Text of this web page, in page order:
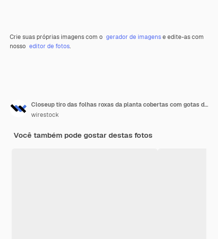
Crie suas próprias imagens com o gerador de imagense edite-as com
nosso editor de fotos.
Closeup tiro das folhas roxas da planta cobertas com gotas de orvalho
wirestock
Você também pode gostar destas fotos